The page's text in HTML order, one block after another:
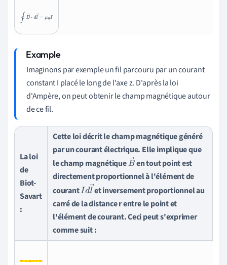
∮B→ ⋅d →=μ
Imaginons par exemple un fil parcouru par un courant
constant I placé le long de l'axe z. D'après la loi
d'Ampère, on peut obtenir le champ magnétique autour
de ce fil.
La loi
de
Biot-
Savart
:
Cette loi décrit le champ magnétique généré
par un courant électrique. Elle implique que
le champ magnétiqueB→en tout point est
directement proportionnel à l'élément de
courantIdl→et inversement proportionnel au
carré de la distance r entre le point et
l'élément de courant. Ceci peut s'exprimer
comme suit :
Missing argument for \dfrac
Missing